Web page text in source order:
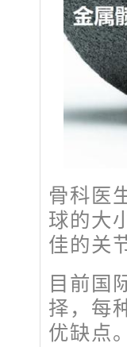
骨科医
球的大
佳的关
目前国
择，每
优缺点